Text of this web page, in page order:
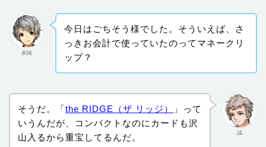
炭緒
今日はごちそう様でした。そういえば、さ
っきお会計で使っていたのってマネークリ
ップ？
誠
そうだ。「the RIDGE（ザ リッジ）
」って
いうんだが、コンパクトなのにカードも沢
山入るから重宝してるんだ。